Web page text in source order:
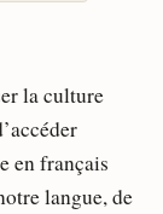
la culture
en français
langue, de